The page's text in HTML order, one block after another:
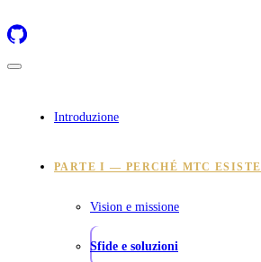
Introduzione
PARTE I — PERCHÉ MTC ESISTE
Vision e missione
Sfide e soluzioni